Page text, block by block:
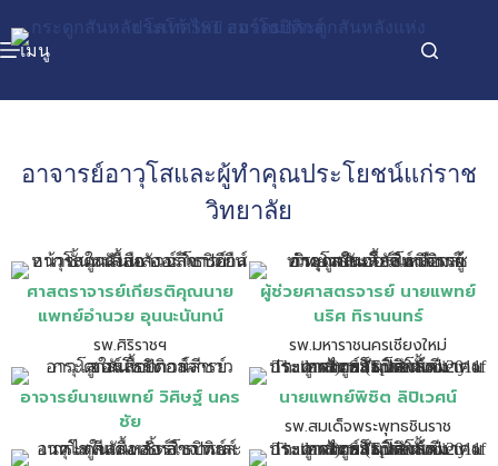
เมนู
อาจารย์อาวุโสและผู้ทำคุณประโยชน์แก่ราช
วิทยาลัย
ศาสตราจารย์เกียรติคุณนาย
แพทย์อำนวย อุนนะนันทน์
รพ.ศิริราชฯ
ผู้ช่วยศาสตรจารย์ นายแพทย์
นริศ ทิรานนทร์
รพ.มหาราชนครเชียงใหม่
อาจารย์นายแพทย์ วิศิษฐ์ นคร
ชัย
นายแพทย์พิชิต ลิปิเวศน์
รพ.สมเด็จพระพุทธชินราช